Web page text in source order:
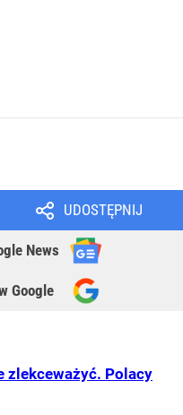
UDOSTĘPNIJ
News
Google
zlekceważyć. Polacy